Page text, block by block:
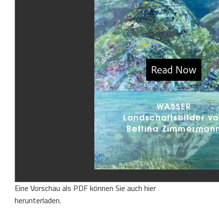
Eine Vorschau als PDF können Sie auchhier
herunterladen.